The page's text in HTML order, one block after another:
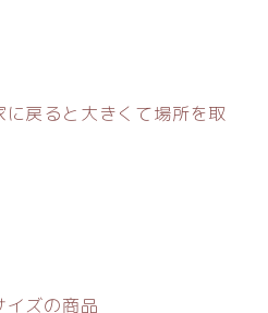
戻ると大きくて場所を取
ズの商品